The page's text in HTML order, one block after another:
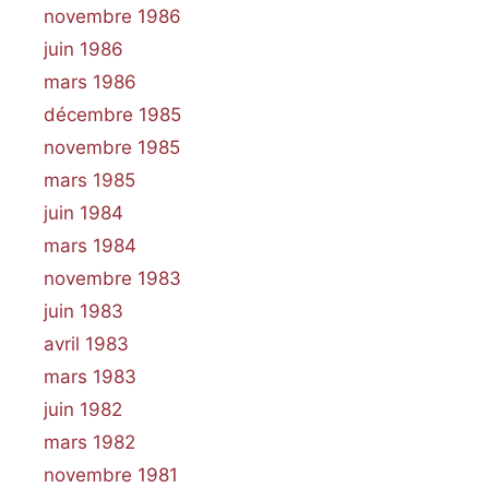
novembre 1986
juin 1986
mars 1986
décembre 1985
novembre 1985
mars 1985
juin 1984
mars 1984
novembre 1983
juin 1983
avril 1983
mars 1983
juin 1982
mars 1982
novembre 1981